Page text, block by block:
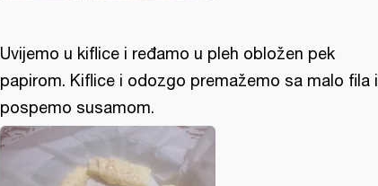
Uvijemo u kiflice i ređamo u pleh obložen pek
papirom. Kiflice i odozgo premažemo sa malo fila i
pospemo susamom.